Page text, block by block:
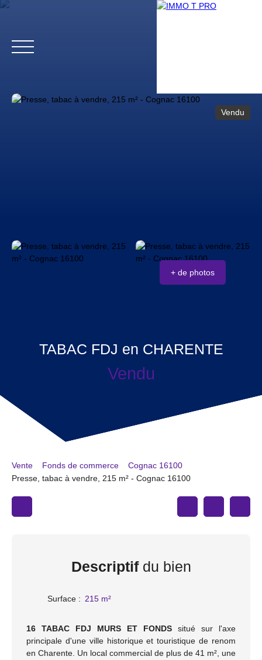
Estimation
Vendu
+ de photos
TABAC FDJ en CHARENTE
Vendu
Vente Fonds de commerce
Cognac 16100
Presse, tabac à vendre, 215 m² - Cognac 16100
Descriptifdu bien
Surface : 215 m²
16 TABAC FDJ MURS ET FONDS situé sur l'axe
principale d'une ville historique et touristique de renom
en Charente. Un local commercial de plus de 41 m², une